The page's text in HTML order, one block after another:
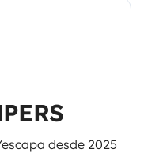
desde 2025